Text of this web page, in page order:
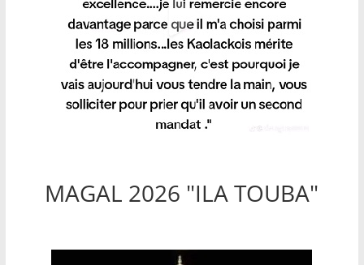
MAGAL 2026 "ILA TOUBA"